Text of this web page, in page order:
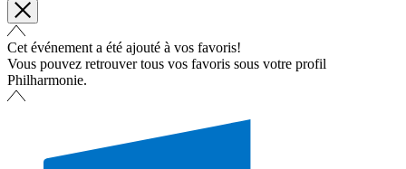
Cet événement a été ajouté à vos favoris!
Vous pouvez retrouver tous vos favoris sous votre profil
Philharmonie.